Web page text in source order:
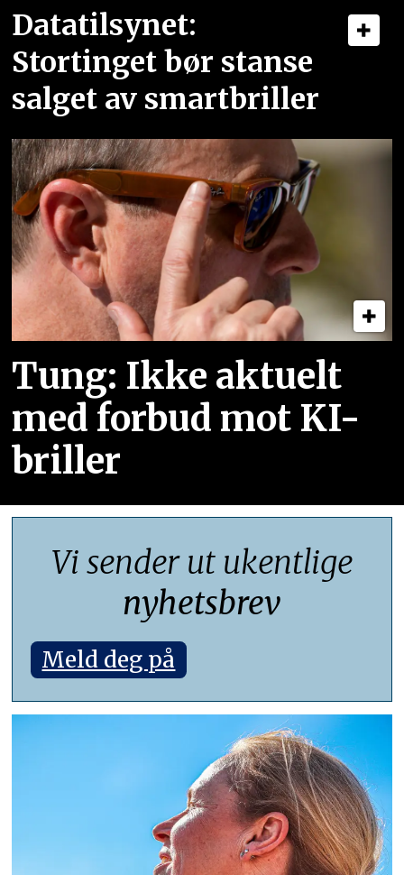
Datatilsynet:
Stortinget bør stanse
salget av smartbriller
Tung: Ikke aktuelt
med forbud mot KI-
briller
Vi sender ut ukentlige
nyhetsbrev
Meld deg på